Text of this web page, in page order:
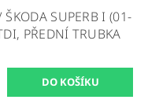
SUPERB I (01-
PŘEDNÍ TRUBKA